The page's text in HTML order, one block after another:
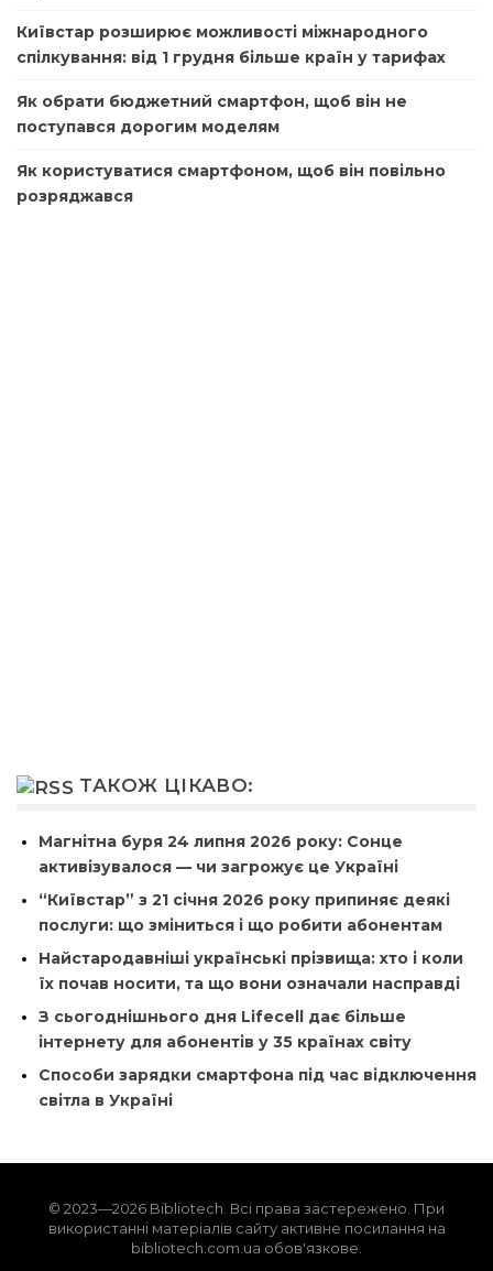
Київстар розширює можливості міжнародного
спілкування: від 1 грудня більше країн у тарифах
Як обрати бюджетний смартфон, щоб він не
поступався дорогим моделям
Як користуватися смартфоном, щоб він повільно
розряджався
ТАКОЖ ЦІКАВО:
Магнітна буря 24 липня 2026 року: Сонце
активізувалося — чи загрожує це Україні
“Київстар” з 21 січня 2026 року припиняє деякі
послуги: що зміниться і що робити абонентам
Найстародавніші українські прізвища: хто і коли
їх почав носити, та що вони означали насправді
З сьогоднішнього дня Lifecell дає більше
інтернету для абонентів у 35 країнах світу
Способи зарядки смартфона під час відключення
світла в Україні
© 2023—2026 Bibliotech. Всі права застережено. При
використанні матеріалів сайту активне посилання на
bibliotech.com.ua обов'язкове.